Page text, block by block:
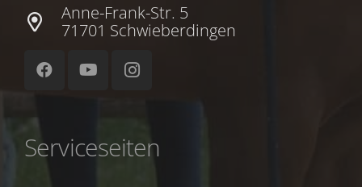
Anne-Frank-Str. 5
71701 Schwieberdingen
Serviceseiten